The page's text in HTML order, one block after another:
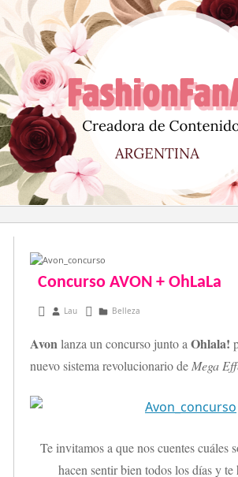
al
contenido
Concurso AVON + OhLaLa
abril 16, 2014
Lau Belleza
Avon lanza un concurso junto a Ohlala!
nuevo sistema revolucionario de Mega
Te invitamos a que nos cuentes cuáles
hacen sentir bien todos los días y te